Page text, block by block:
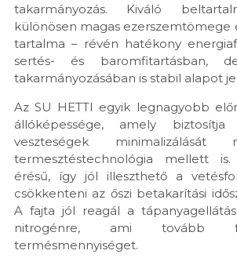
takarmányozás. Kiváló
különösen magas ezerszemtömege
tartalma – révén hatékony
sertés- és baromfitartásban,
takarmányozásában is stabil alapot
Az SU HETTI egyik legnagyobb
állóképessége, amely
veszteségek minimalizálását
termesztéstechnológia mellett
érésű, így jól illeszthető a
csökkenteni az őszi betakarítási
A fajta jól reagál a
nitrogénre, ami tovább
termésmennyiséget.